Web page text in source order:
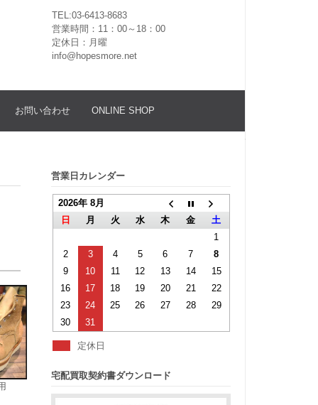
TEL:03-6413-8683
営業時間：11：00～18：00
定休日：月曜
info@hopesmore.net
お問い合わせ ONLINE SHOP
営業日カレンダー
2026年 8月
日
月 火 水 木 金
土
1
2
3 4 5 6 7
8
9
10 11 12 13 14
15
16
17 18 19 20 21
22
23
24 25 26 27 28
29
30
31
定休日
宅配買取契約書ダウンロード